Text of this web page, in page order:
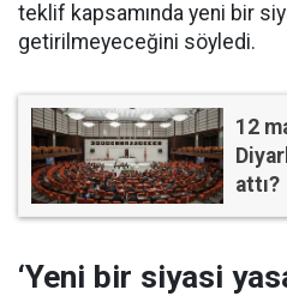
teklif kapsamında yeni bir
getirilmeyeceğini söyledi.
12
attı?
‘Yeni bir siyasi